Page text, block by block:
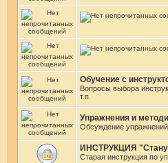
Обучение с
Вопросы выбора
т.п.
Упражнения и
Обсуждение упражнений
ИНСТРУКЦИЯ
Старая инструкция по